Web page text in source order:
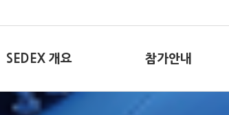
SEDEX 개요 참가안내